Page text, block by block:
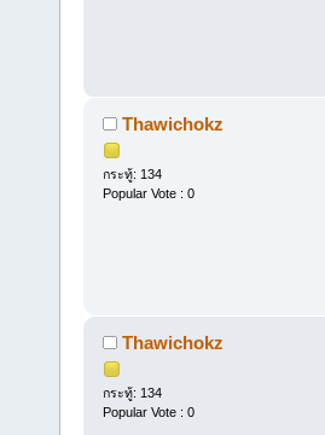
Thawichokz
กระทู้: 134
Popular Vote : 0
Thawichokz
กระทู้: 134
Popular Vote : 0